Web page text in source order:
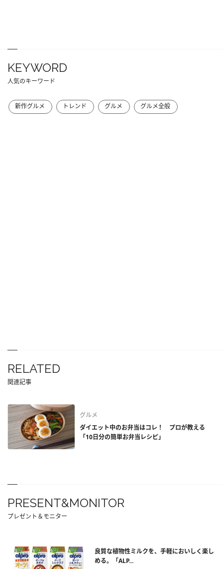
KEYWORD
人気のキーワード
新作グルメ トレンド グルメ グルメ全般
RELATED
関連記事
グルメ
ダイエット中のお弁当はコレ！ プロが教える
「10日分の簡単お弁当レシピ」
PRESENT&MONITOR
プレゼント＆モニター
良質な植物性ミルクを、手軽においしく楽し
める。「ALP...